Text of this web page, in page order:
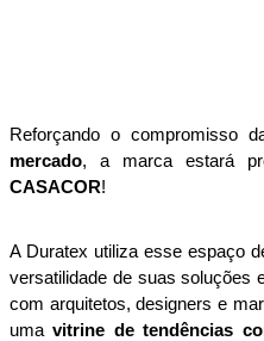
Reforçando o compromisso
mercado, a marca estará
CASACOR!
A Duratex utiliza esse espaço
versatilidade de suas soluções
com arquitetos, designers e
uma vitrine de tendências